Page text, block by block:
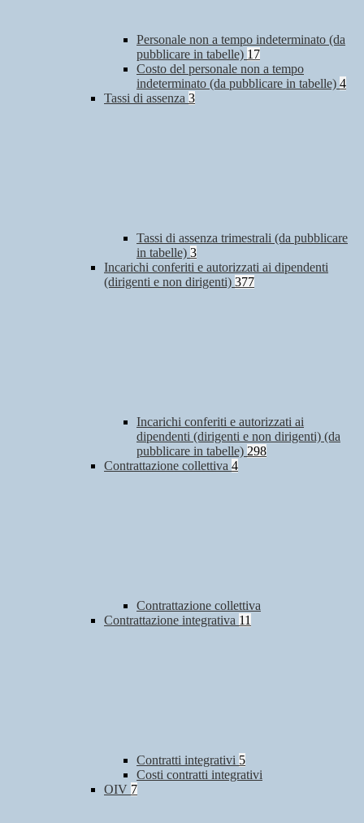
Personale non a tempo indeterminato (da
pubblicare in tabelle) 17
Costo del personale non a tempo
indeterminato (da pubblicare in tabelle) 4
Tassi di assenza 3
Tassi di assenza trimestrali (da pubblicare
in tabelle) 3
Incarichi conferiti e autorizzati ai dipendenti
(dirigenti e non dirigenti) 377
Incarichi conferiti e autorizzati ai
dipendenti (dirigenti e non dirigenti) (da
pubblicare in tabelle) 298
Contrattazione collettiva 4
Contrattazione collettiva
Contrattazione integrativa 11
Contratti integrativi 5
Costi contratti integrativi
OIV 7